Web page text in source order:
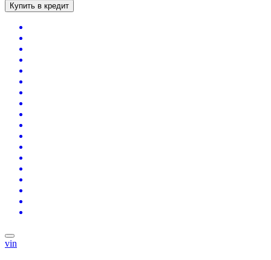
Купить в кредит
vin